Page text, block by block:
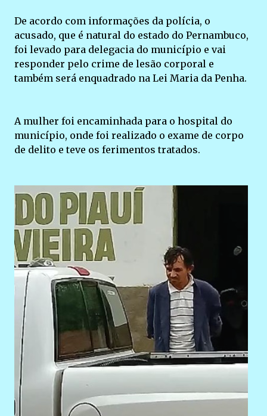
De acordo com informações da polícia, o
acusado, que é natural do estado do Pernambuco,
foi levado para delegacia do município e vai
responder pelo crime de lesão corporal e
também será enquadrado na Lei Maria da Penha.
A mulher foi encaminhada para o hospital do
município, onde foi realizado o exame de corpo
de delito e teve os ferimentos tratados.